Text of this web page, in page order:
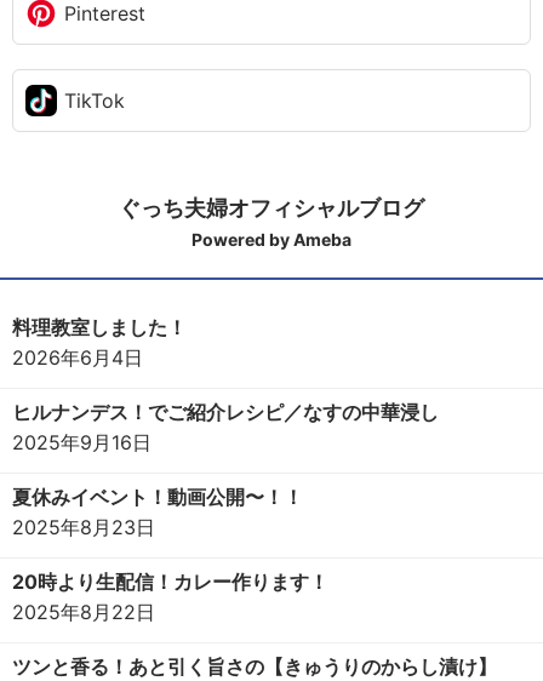
Pinterest
TikTok
ぐっち夫婦オフィシャルブログ
Powered by Ameba
料理教室しました！
2026年6月4日
ヒルナンデス！でご紹介レシピ／なすの中華浸し
2025年9月16日
夏休みイベント！動画公開〜！！
2025年8月23日
20時より生配信！カレー作ります！
2025年8月22日
ツンと香る！あと引く旨さの【きゅうりのからし漬け】